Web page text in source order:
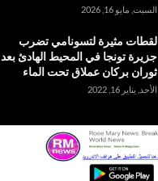
السبت, مايو 16, 2026
لقطات مثيرة لتسونامي تضرب
جزيرة تونجا في المحيط الهادئ بعد
ثوران بركان عملاق تحت الماء
الأحد, يناير 16, 2022